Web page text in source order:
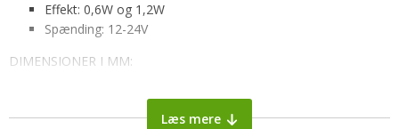
Effekt: 0,6W og 1,2W
Spænding: 12-24V
DIMENSIONER I MM:
Læs mere